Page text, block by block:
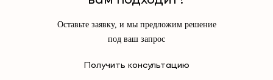
Оставьте заявку, и мы предложим решение
под ваш запрос
Получить консультацию